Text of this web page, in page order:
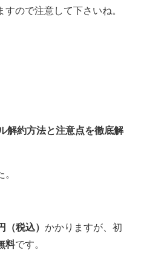
ので注意して下さいね。
解約方法と注意点を徹底解
（税込） かかりますが、初
料です。